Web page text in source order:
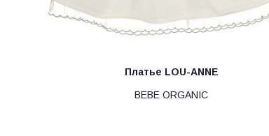
Платье LOU-АNNE
BEBE ORGANIC